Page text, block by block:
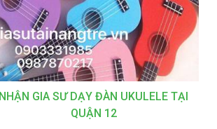
NHẬN GIA SƯ DẠY ĐÀN UKULELE TẠI
QUẬN 12